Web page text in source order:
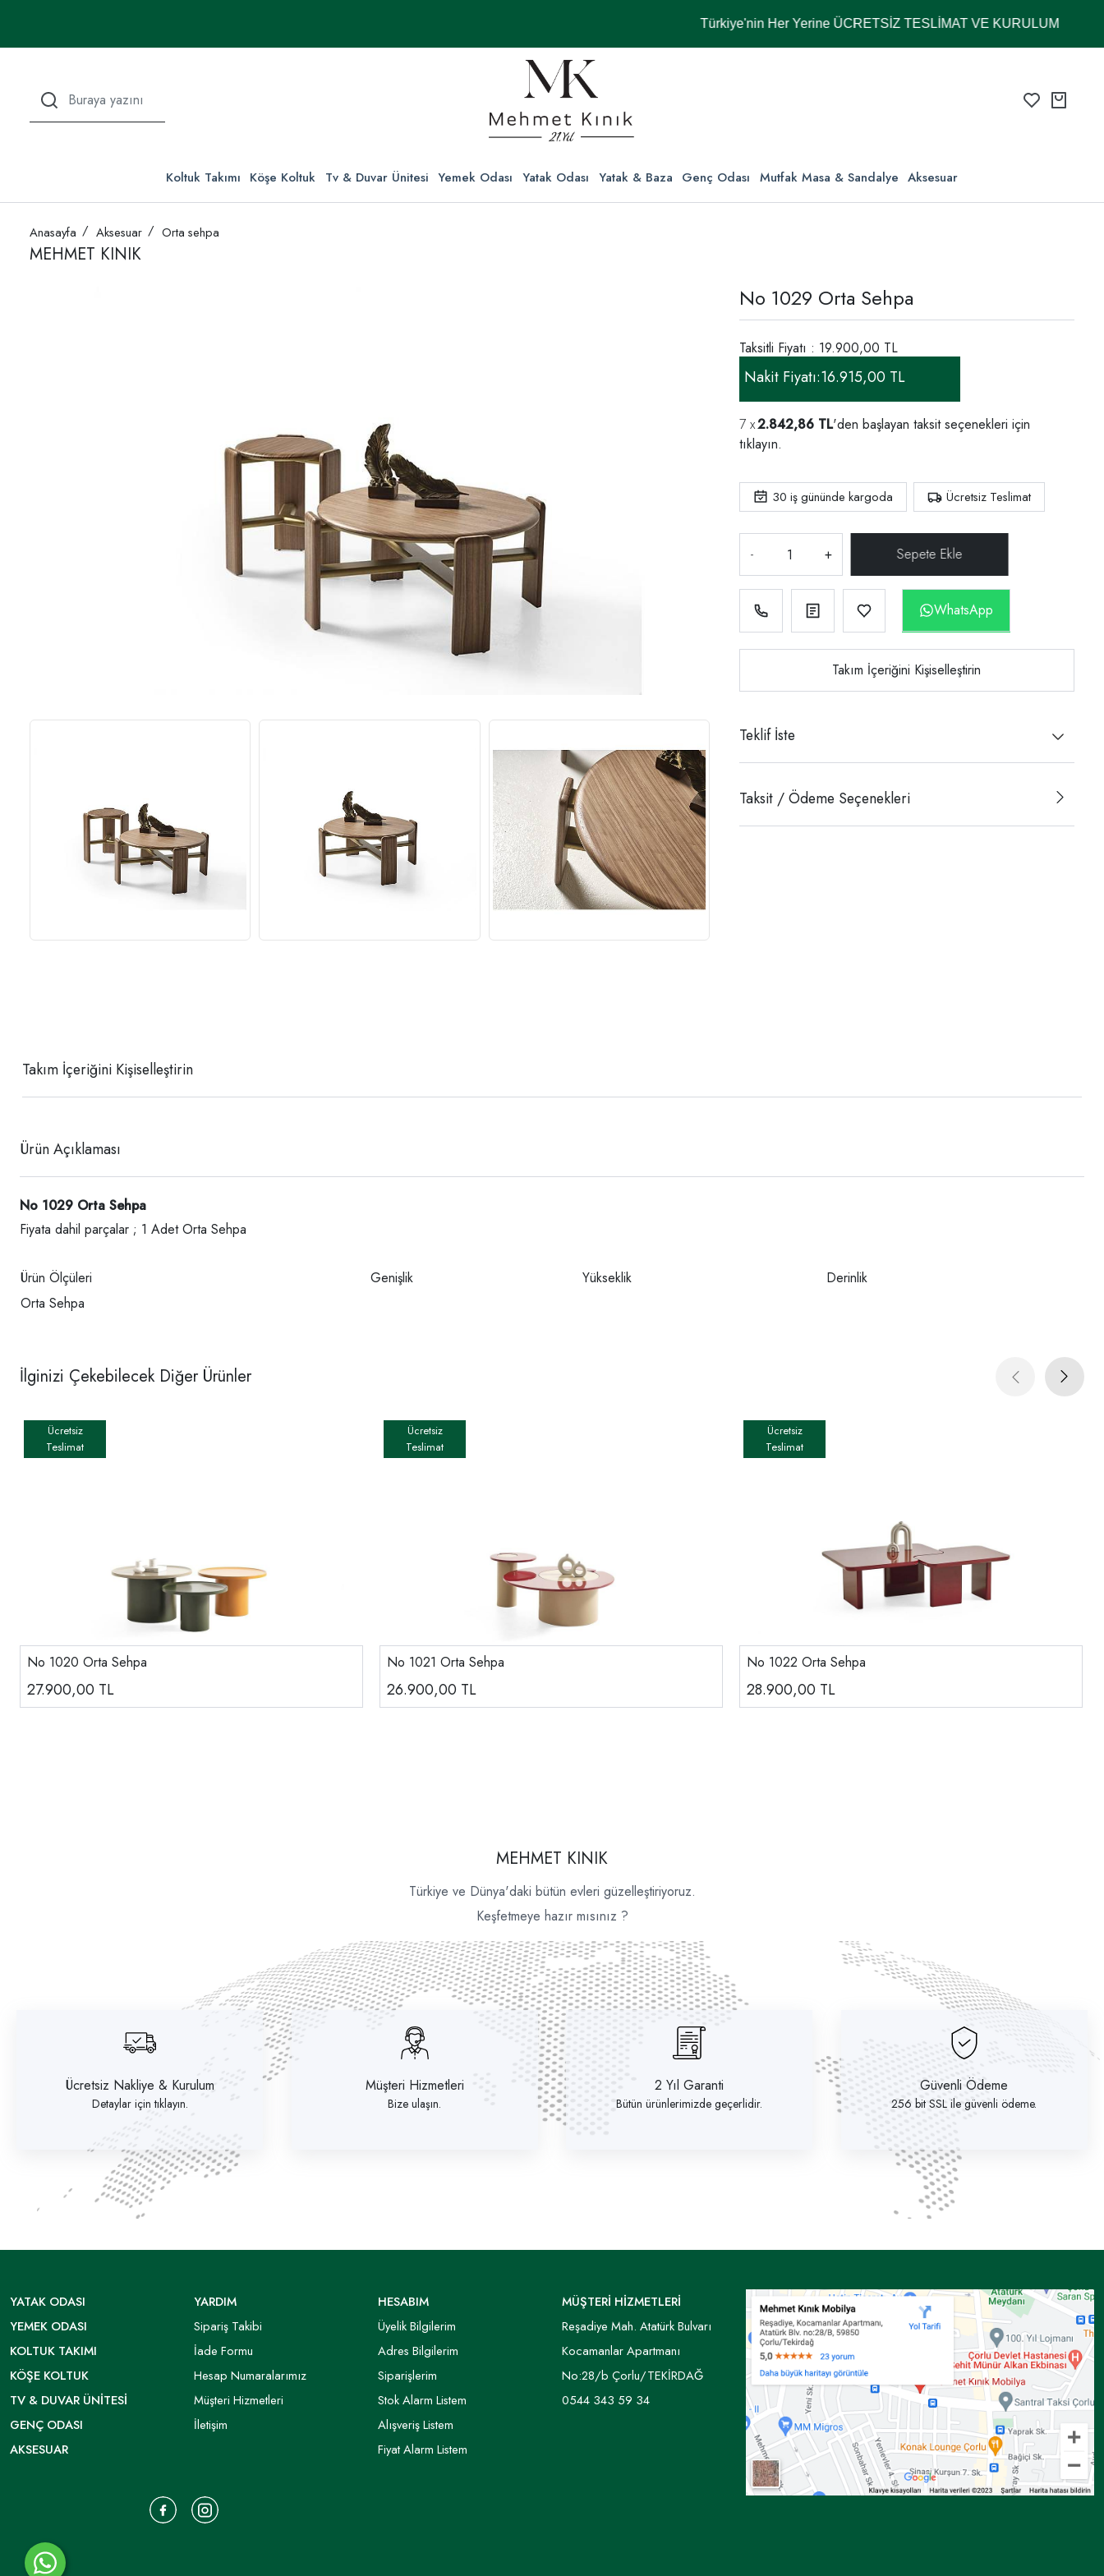
Türkiye'nin Her Yerine ÜCRETSİZ TESLİMAT VE KURULUM
Koltuk Takımı Köşe Koltuk Tv & Duvar Ünitesi Yemek Odası Yatak Odası Yatak & Baza Genç Odası Mutfak Masa & Sandalye Aksesuar
Anasayfa Aksesuar Orta sehpa
MEHMET KINIK
No 1029 Orta Sehpa
Taksitli Fiyatı : 19.900,00 TL
Nakit Fiyatı:16.915,00 TL
2.842,86 TL'den başlayan taksit seçenekleri için
tıklayın.
30 iş gününde kargoda Ücretsiz Teslimat
- +
WhatsApp
Takım İçeriğini Kişiselleştirin
Teklif İste
Taksit / Ödeme Seçenekleri
Takım İçeriğini Kişiselleştirin
Ürün Açıklaması
No 1029 Orta Sehpa
Fiyata dahil parçalar ; 1 Adet Orta Sehpa
Ürün Ölçüleri Genişlik Yükseklik
Derinlik
Orta Sehpa
İlginizi Çekebilecek Diğer Ürünler
No 1020 Orta Sehpa
27.900,00 TL
No 1021 Orta Sehpa
26.900,00 TL
No 1022 Orta Sehpa
28.900,00 TL
MEHMET KINIK
Türkiye ve Dünya'daki bütün evleri güzelleştiriyoruz.
Keşfetmeye hazır mısınız ?
Ücretsiz Nakliye & Kurulum
Detaylar için tıklayın.
Müşteri Hizmetleri
Bize ulaşın.
2 Yıl Garanti
Bütün ürünlerimizde geçerlidir.
Güvenli Ödeme
256 bit SSL ile güvenli ödeme.
YATAK ODASI
YEMEK ODASI
KOLTUK TAKIMI
KÖŞE KOLTUK
TV & DUVAR ÜNITESI
GENÇ ODASI
AKSESUAR
YARDIM
Sipariş Takibi
İade Formu
Hesap Numaralarımız
Müşteri Hizmetleri
İletişim
HESABIM
Üyelik Bilgilerim
Adres Bilgilerim
Siparişlerim
Stok Alarm Listem
Alışveriş Listem
Fiyat Alarm Listem
MÜŞTERİ HİZMETLERİ
Reşadiye Mah. Atatürk Bulvarı
Kocamanlar Apartmanı
No:28/b Çorlu/TEKİRDAĞ
0544 343 59 34